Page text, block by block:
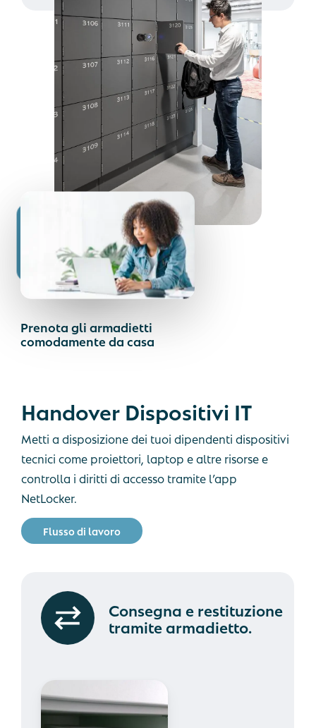
Prenota gli armadietti
comodamente da casa
Consegna e restituzione
tramite armadietto.
Handover Dispositivi IT
Metti a disposizione dei tuoi dipendenti dispositivi
tecnici come proiettori, laptop e altre risorse e
controlla i diritti di accesso tramite l’app
NetLocker.
Flussodi lavoro